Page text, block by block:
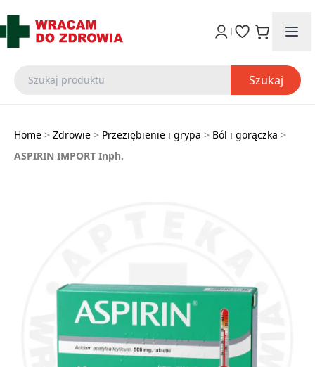
Szukaj
Home > Zdrowie > Przeziębienie i grypa > Ból i gorączka >
ASPIRIN IMPORT Inph.